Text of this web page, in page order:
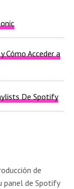
Cómo Acceder a
De Spotify
de
panel de Spotify